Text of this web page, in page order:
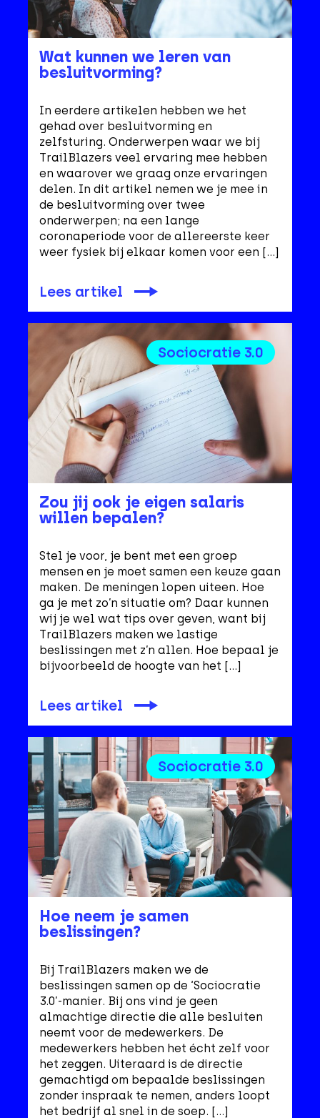
Wat kunnen we leren van
besluitvorming?
In eerdere artikelen hebben we het
gehad over besluitvorming en
zelfsturing. Onderwerpen waar we bij
TrailBlazers veel ervaring mee hebben
en waarover we graag onze ervaringen
delen. In dit artikel nemen we je mee in
de besluitvorming over twee
onderwerpen; na een lange
coronaperiode voor de allereerste keer
weer fysiek bij elkaar komen voor een […]
Lees artikel
Sociocratie 3.0
Zou jij ook je eigen salaris
willen bepalen?
Stel je voor, je bent met een groep
mensen en je moet samen een keuze gaan
maken. De meningen lopen uiteen. Hoe
ga je met zo’n situatie om? Daar kunnen
wij je wel wat tips over geven, want bij
TrailBlazers maken we lastige
beslissingen met z’n allen. Hoe bepaal je
bijvoorbeeld de hoogte van het […]
Lees artikel
Sociocratie 3.0
Hoe neem je samen
beslissingen?
Bij TrailBlazers maken we de
beslissingen samen op de ‘Sociocratie
3.0’-manier. Bij ons vind je geen
almachtige directie die alle besluiten
neemt voor de medewerkers. De
medewerkers hebben het écht zelf voor
het zeggen. Uiteraard is de directie
gemachtigd om bepaalde beslissingen
zonder inspraak te nemen, anders loopt
het bedrijf al snel in de soep. […]